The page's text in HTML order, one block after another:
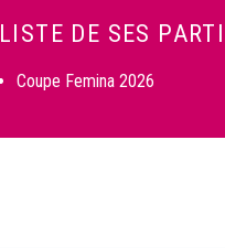
LISTE DE SES
Coupe Femina 2026